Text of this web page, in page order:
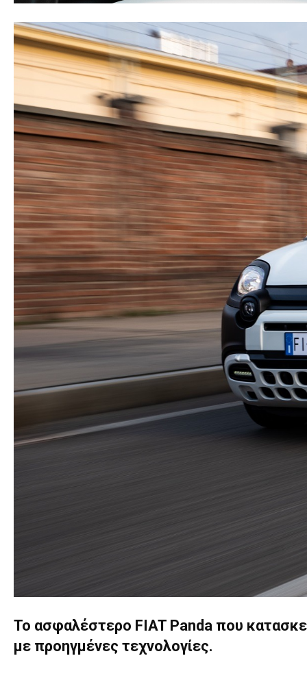
Το ασφαλέστερο FIAT Panda που
με προηγμένες τεχνολογίες.